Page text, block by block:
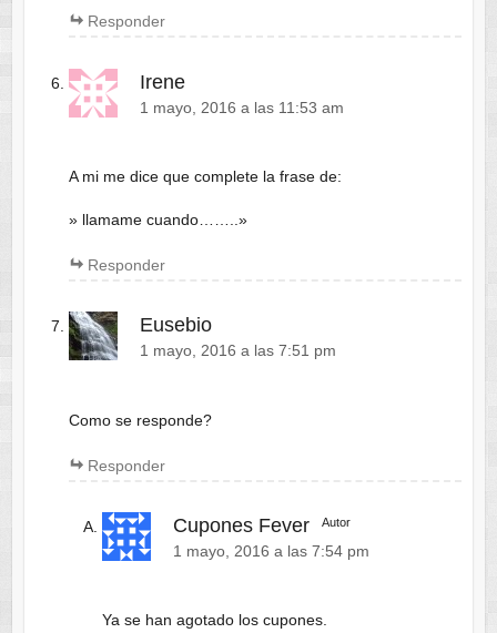
Responder
Irene
1 mayo, 2016 a las 11:53 am
A mi me dice que complete la frase de:
» llamame cuando……..»
Responder
Eusebio
1 mayo, 2016 a las 7:51 pm
Como se responde?
Responder
Cupones Fever Autor
1 mayo, 2016 a las 7:54 pm
Ya se han agotado los cupones.